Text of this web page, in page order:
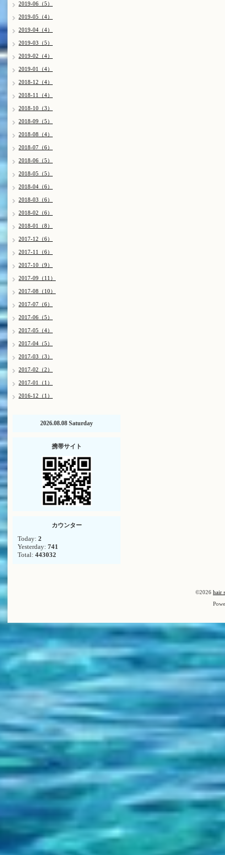
2019-06（5）
2019-05（4）
2019-04（4）
2019-03（5）
2019-02（4）
2019-01（4）
2018-12（4）
2018-11（4）
2018-10（3）
2018-09（5）
2018-08（4）
2018-07（6）
2018-06（5）
2018-05（5）
2018-04（6）
2018-03（6）
2018-02（6）
2018-01（8）
2017-12（6）
2017-11（6）
2017-10（9）
2017-09（11）
2017-08（10）
2017-07（6）
2017-06（5）
2017-05（4）
2017-04（5）
2017-03（3）
2017-02（2）
2017-01（1）
2016-12（1）
2026.08.08 Saturday
携帯サイト
カウンター
Today: 2
Yesterday: 741
Total: 443032
©2026 hair